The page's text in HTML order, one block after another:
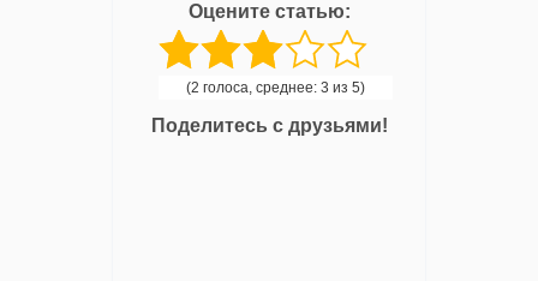
Оцените статью:
(2 голоса, среднее: 3 из 5)
Поделитесь с друзьями!